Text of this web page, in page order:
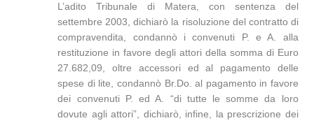
L’adito Tribunale di Matera, con sentenza del
settembre 2003, dichiarò la risoluzione del contratto di
compravendita, condannò i convenuti P. e A. alla
restituzione in favore degli attori della somma di Euro
27.682,09, oltre accessori ed al pagamento delle
spese di lite, condannò Br.Do. al pagamento in favore
dei convenuti P. ed A. “di tutte le somme da loro
dovute agli attori”, dichiarò, infine, la prescrizione dei